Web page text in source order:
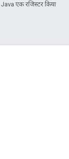
एक रजिस्टर किया